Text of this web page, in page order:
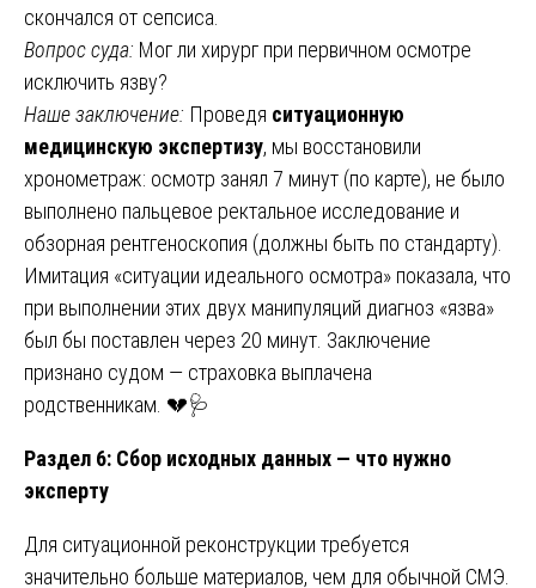
скончался от сепсиса.
Вопрос суда: Мог ли хирург при первичном осмотре
исключить язву?
Наше заключение: Проведя ситуационную
медицинскую экспертизу, мы восстановили
хронометраж: осмотр занял 7 минут (по карте), не было
выполнено пальцевое ректальное исследование и
обзорная рентгеноскопия (должны быть по стандарту).
Имитация «ситуации идеального осмотра» показала, что
при выполнении этих двух манипуляций диагноз «язва»
был бы поставлен через 20 минут. Заключение
признано судом — страховка выплачена
родственникам. 💔🩺
Раздел 6: Сбор исходных данных — что нужно
эксперту
Для ситуационной реконструкции требуется
значительно больше материалов, чем для обычной СМЭ.